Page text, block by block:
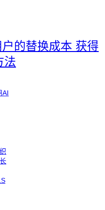
AI
的替换成本 获得
法